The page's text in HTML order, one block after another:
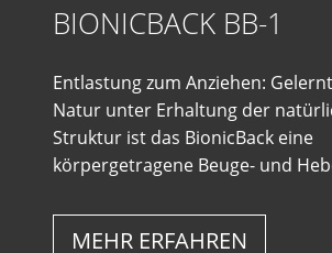
BIONICBACK BB-1
Entlastung zum Anziehen:
Natur unter Erhaltung der
Struktur ist das BionicBack eine
körpergetragene Beuge- und
MEHR ERFAHREN